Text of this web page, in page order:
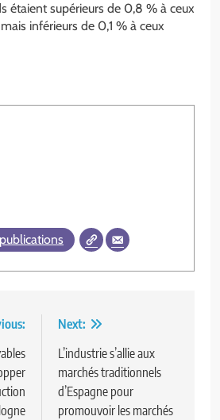
étaient supérieurs de 0,8 % à ceux
inférieurs de 0,1 % à ceux
Next:
L’industrie s’allie aux
marchés traditionnels
d’Espagne pour
promouvoir les marchés